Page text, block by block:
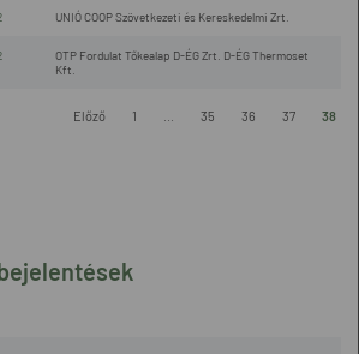
UNIÓ COOP Szövetkezeti és Kereskedelmi Zrt.
OTP Fordulat Tőkealap D-ÉG Zrt. D-ÉG Thermoset
Kft.
Előző 1 35 36 37 38